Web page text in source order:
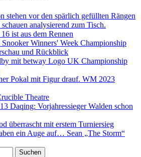
ist aus dem Rennen
Championship
und Rückblick
UK Championship
Theatre
Daqing: Vorjahressieger Walden schon
überrascht mit erstem Turniersieg
ein Auge auf… Sean „The Storm“